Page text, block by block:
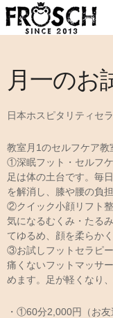
月一のお
日本ホスピタリティセ
教室月1のセルフケア教
①深眠フット・セルフ
足は体の土台です。毎
を解消し、膝や腰の負
②クイック小顔リフト
気になるむくみ・たる
てゆるめ、顔を柔らか
③お試しフットセラピー
痛くないフットマッサ
めます。足が軽くなり
・①60分2,000円（お